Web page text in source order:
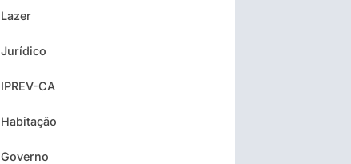
Lazer
Jurídico
IPREV-CA
Habitação
Governo